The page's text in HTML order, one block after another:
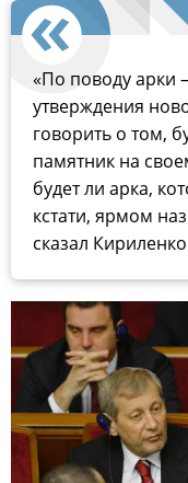
«По поводу арки
утверждения
говорить о том,
памятник на
будет ли арка,
кстати, ярмом
сказал